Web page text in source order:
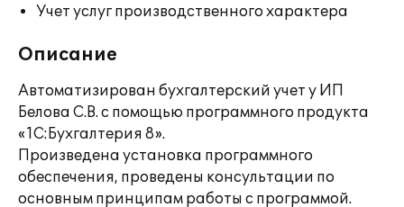
Учет услуг производственного характера
Описание
Автоматизирован бухгалтерский учет у ИП
Белова С.В. с помощью программного продукта
«1С:Бухгалтерия 8».
Произведена установка программного
обеспечения, проведены консультации по
основным принципам работы с программой.